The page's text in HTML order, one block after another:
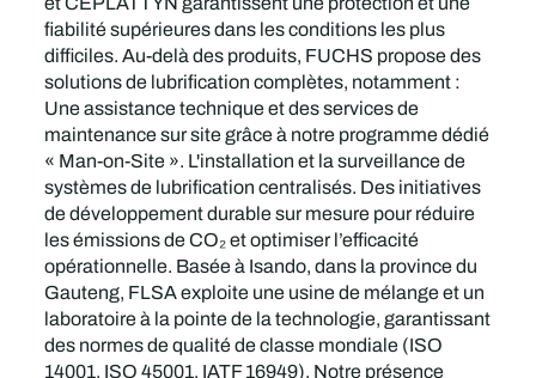
fiabilité supérieures dans les conditions les plus
difficiles. Au-delà des produits, FUCHS propose des
solutions de lubrification complètes, notamment :
Une assistance technique et des services de
maintenance sur site grâce à notre programme dédié
« Man-on-Site ». L'installation et la surveillance de
systèmes de lubrification centralisés. Des initiatives
de développement durable sur mesure pour réduire
les émissions de CO₂ et optimiser l’efficacité
opérationnelle. Basée à Isando, dans la province du
Gauteng, FLSA exploite une usine de mélange et un
laboratoire à la pointe de la technologie, garantissant
des normes de qualité de classe mondiale (ISO
14001, ISO 45001, IATF 16949). Notre présence